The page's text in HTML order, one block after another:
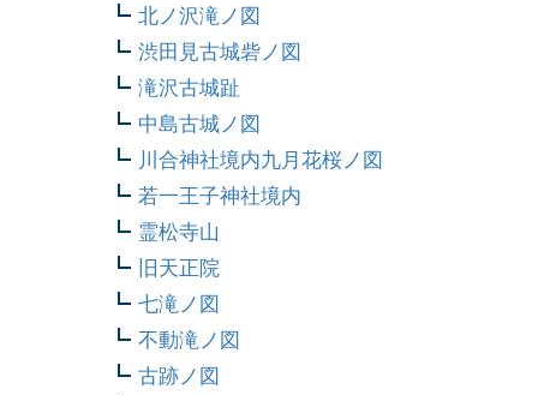
北ノ沢滝ノ図
渋田見古城砦ノ図
滝沢古城趾
中島古城ノ図
川合神社境内九月花桜ノ図
若一王子神社境内
霊松寺山
旧天正院
七滝ノ図
不動滝ノ図
古跡ノ図